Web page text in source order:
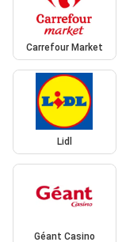
Carrefour Market
Lidl
Géant Casino